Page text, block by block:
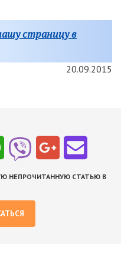
страницу в
20.09.2015
НЕПРОЧИТАННУЮ СТАТЬЮ В